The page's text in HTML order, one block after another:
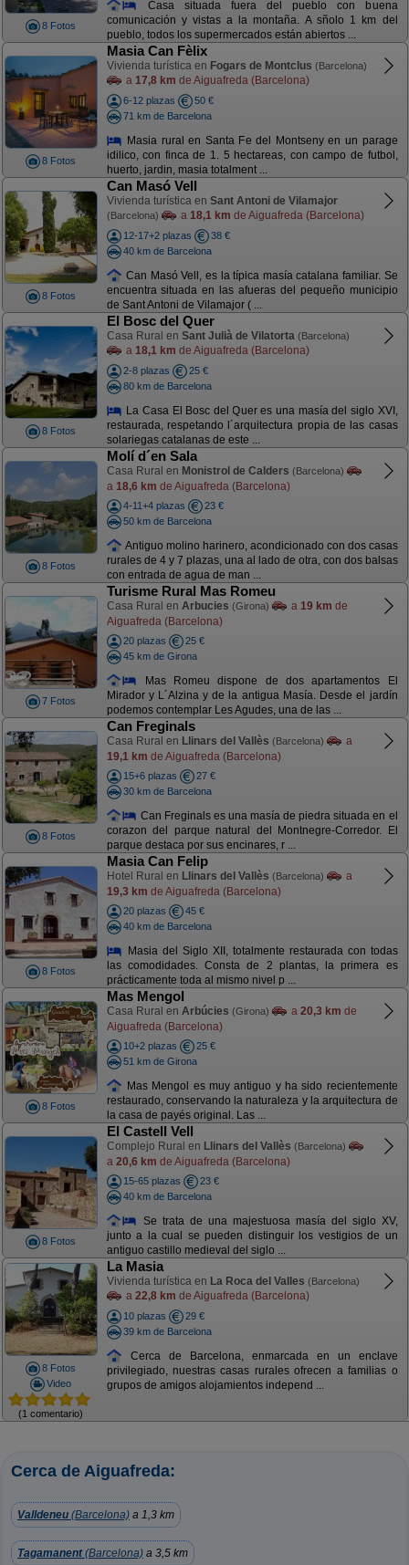
8 Fotos
Casa situada fuera del pueblo con buena
comunicación y vistas a la montaña. A sñolo 1 km del
pueblo, todos los supermercados están abiertos ...
8 Fotos
Masia Can Fèlix
Vivienda turística en Fogars de Montclus (Barcelona)
a 17,8 km de Aiguafreda (Barcelona)
6-12 plazas
50 €
71 km de Barcelona
Masia rural en Santa Fe del Montseny en un parage
idilico, con finca de 1. 5 hectareas, con campo de futbol,
huerto, jardin, masia totalment ...
8 Fotos
Can Masó Vell
Vivienda turística en Sant Antoni de Vilamajor
(Barcelona) a 18,1 km de Aiguafreda (Barcelona)
12-17+2 plazas
38 €
40 km de Barcelona
Can Masó Vell, es la típica masía catalana familiar. Se
encuentra situada en las afueras del pequeño municipio
de Sant Antoni de Vilamajor ( ...
8 Fotos
El Bosc del Quer
Casa Rural en Sant Julià de Vilatorta (Barcelona)
a 18,1 km de Aiguafreda (Barcelona)
2-8 plazas
25 €
80 km de Barcelona
La Casa El Bosc del Quer es una masía del siglo XVI,
restaurada, respetando l´arquitectura propia de las casas
solariegas catalanas de este ...
8 Fotos
Molí d´en Sala
Casa Rural en Monistrol de Calders (Barcelona)
a 18,6 km de Aiguafreda (Barcelona)
4-11+4 plazas
23 €
50 km de Barcelona
Antiguo molino harinero, acondicionado con dos casas
rurales de 4 y 7 plazas, una al lado de otra, con dos balsas
con entrada de agua de man ...
7 Fotos
Turisme Rural Mas Romeu
Casa Rural en Arbucies (Girona) a 19 km de
Aiguafreda (Barcelona)
20 plazas
25 €
45 km de Girona
Mas Romeu dispone de dos apartamentos El
Mirador y L´Alzina y de la antigua Masía. Desde el jardín
podemos contemplar Les Agudes, una de las ...
8 Fotos
Can Freginals
Casa Rural en Llinars del Vallès (Barcelona)
a
19,1 km de Aiguafreda (Barcelona)
15+6 plazas
27 €
30 km de Barcelona
Can Freginals es una masía de piedra situada en el
corazon del parque natural del Montnegre-Corredor. El
parque destaca por sus encinares, r ...
8 Fotos
Masia Can Felip
Hotel Rural en Llinars del Vallès (Barcelona)
a
19,3 km de Aiguafreda (Barcelona)
20 plazas
45 €
40 km de Barcelona
Masia del Siglo XII, totalmente restaurada con todas
las comodidades. Consta de 2 plantas, la primera es
prácticamente toda al mismo nivel p ...
8 Fotos
Mas Mengol
Casa Rural en Arbúcies (Girona) a 20,3 km de
Aiguafreda (Barcelona)
10+2 plazas
25 €
51 km de Girona
Mas Mengol es muy antiguo y ha sido recientemente
restaurado, conservando la naturaleza y la arquitectura de
la casa de payés original. Las ...
8 Fotos
El Castell Vell
Complejo Rural en Llinars del Vallès (Barcelona)
a 20,6 km de Aiguafreda (Barcelona)
15-65 plazas
23 €
40 km de Barcelona
Se trata de una majestuosa masía del siglo XV,
junto a la cual se pueden distinguir los vestigios de un
antiguo castillo medieval del siglo ...
8 Fotos
Video
(1 comentario)
La Masia
Vivienda turística en La Roca del Valles (Barcelona)
a 22,8 km de Aiguafreda (Barcelona)
10 plazas
29 €
39 km de Barcelona
Cerca de Barcelona, enmarcada en un enclave
privilegiado, nuestras casas rurales ofrecen a familias o
grupos de amigos alojamientos independ ...
Cerca de Aiguafreda:
Valldeneu (Barcelona) a 1,3 km
Tagamanent(Barcelona) a 3,5 km